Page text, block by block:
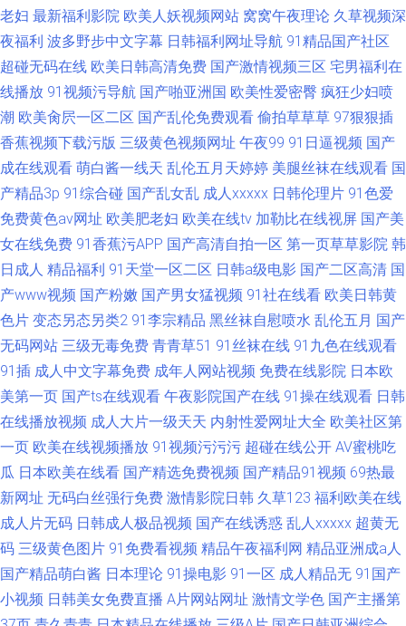
老妇 最新福利影院 欧美人妖视频网站 窝窝午夜理论 久草视频深
夜福利 波多野步中文字幕 日韩福利网址导航 91精品国产社区
超碰无码在线 欧美日韩高清免费 国产激情视频三区 宅男福利在
线播放 91视频污导航 国产啪亚洲国 欧美性爱密臀 疯狂少妇喷
潮 欧美肏屄一区二区 国产乱伦免费观看 偷拍草草草 97狠狠插
香蕉视频下载污版 三级黄色视频网址 午夜99 91日逼视频 国产
成在线观看 萌白酱一线天 乱伦五月天婷婷 美腿丝袜在线观看 国
产精品3p 91综合碰 国产乱女乱 成人xxxxx 日韩伦理片 91色爱
免费黄色av网址 欧美肥老妇 欧美在线tv 加勒比在线视屏 国产美
女在线免费 91香蕉污APP 国产高清自拍一区 第一页草草影院 韩
日成人 精品福利 91天堂一区二区 日韩a级电影 国产二区高清 国
产www视频 国产粉嫩 国产男女猛视频 91社在线看 欧美日韩黄
色片 变态另态另类2 91李宗精品 黑丝袜自慰喷水 乱伦五月 国产
无码网站 三级无毒免费 青青草51 91丝袜在线 91九色在线观看
91插 成人中文字幕免费 成年人网站视频 免费在线影院 日本欧
美第一页 国产ts在线观看 午夜影院国产在线 91操在线观看 日韩
在线播放视频 成人大片一级天天 内射性爱网址大全 欧美社区第
一页 欧美在线视频播放 91视频污污污 超碰在线公开 AV蜜桃吃
瓜 日本欧美在线看 国产精选免费视频 国产精品91视频 69热最
新网址 无码白丝强行免费 激情影院日韩 久草123 福利欧美在线
成人片无码 日韩成人极品视频 国产在线诱惑 乱人xxxxx 超黄无
码 三级黄色图片 91免费看视频 精品午夜福利网 精品亚洲成a人
国产精品萌白酱 日本理论 91操电影 91一区 成人精品无 91国产
小视频 日韩美女免费直播 A片网站网址 激情文学色 国产主播第